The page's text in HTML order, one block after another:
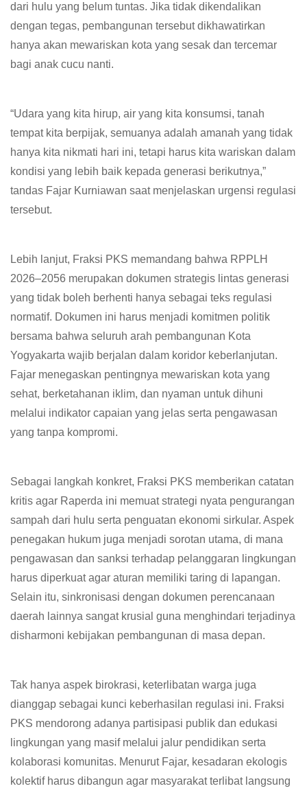
dari hulu yang belum tuntas. Jika tidak dikendalikan
dengan tegas, pembangunan tersebut dikhawatirkan
hanya akan mewariskan kota yang sesak dan tercemar
bagi anak cucu nanti.
“Udara yang kita hirup, air yang kita konsumsi, tanah
tempat kita berpijak, semuanya adalah amanah yang tidak
hanya kita nikmati hari ini, tetapi harus kita wariskan dalam
kondisi yang lebih baik kepada generasi berikutnya,”
tandas Fajar Kurniawan saat menjelaskan urgensi regulasi
tersebut.
Lebih lanjut, Fraksi PKS memandang bahwa RPPLH
2026–2056 merupakan dokumen strategis lintas generasi
yang tidak boleh berhenti hanya sebagai teks regulasi
normatif. Dokumen ini harus menjadi komitmen politik
bersama bahwa seluruh arah pembangunan Kota
Yogyakarta wajib berjalan dalam koridor keberlanjutan.
Fajar menegaskan pentingnya mewariskan kota yang
sehat, berketahanan iklim, dan nyaman untuk dihuni
melalui indikator capaian yang jelas serta pengawasan
yang tanpa kompromi.
Sebagai langkah konkret, Fraksi PKS memberikan catatan
kritis agar Raperda ini memuat strategi nyata pengurangan
sampah dari hulu serta penguatan ekonomi sirkular. Aspek
penegakan hukum juga menjadi sorotan utama, di mana
pengawasan dan sanksi terhadap pelanggaran lingkungan
harus diperkuat agar aturan memiliki taring di lapangan.
Selain itu, sinkronisasi dengan dokumen perencanaan
daerah lainnya sangat krusial guna menghindari terjadinya
disharmoni kebijakan pembangunan di masa depan.
Tak hanya aspek birokrasi, keterlibatan warga juga
dianggap sebagai kunci keberhasilan regulasi ini. Fraksi
PKS mendorong adanya partisipasi publik dan edukasi
lingkungan yang masif melalui jalur pendidikan serta
kolaborasi komunitas. Menurut Fajar, kesadaran ekologis
kolektif harus dibangun agar masyarakat terlibat langsung